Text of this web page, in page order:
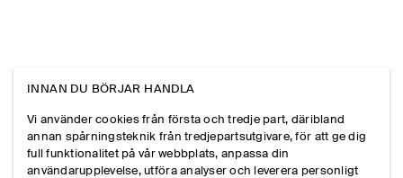
INNAN DU BÖRJAR HANDLA
Vi använder cookies från första och tredje part, däribland
annan spårningsteknik från tredjepartsutgivare, för att ge dig
full funktionalitet på vår webbplats, anpassa din
användarupplevelse, utföra analyser och leverera personligt